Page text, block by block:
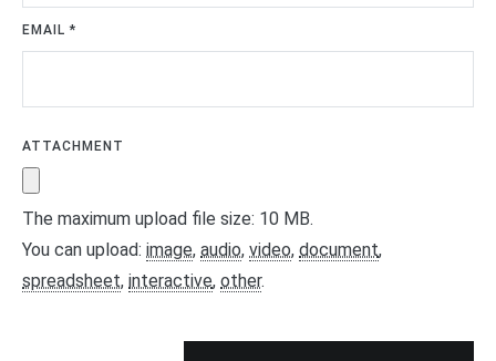
EMAIL*
ATTACHMENT
The maximum upload file size: 10 MB.
You can upload: image, audio, video, document,
spreadsheet, interactive, other.